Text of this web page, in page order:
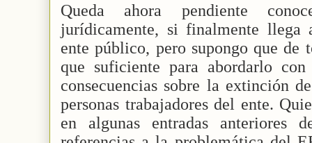
Queda ahora pendiente
jurídicamente, si finalmente llega
ente público, pero supongo que de
que suficiente para abordarlo
consecuencias sobre la extinción
personas trabajadores del ente.
en algunas entradas anteriores